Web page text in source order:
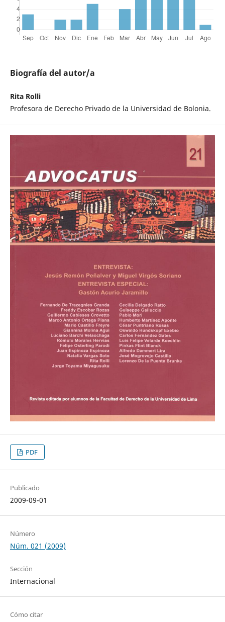
Biografía del autor/a
Rita Rolli
Profesora de Derecho Privado de la Universidad de Bolonia.
PDF
Publicado
2009-09-01
Número
Núm. 021 (2009)
Sección
Internacional
Cómo citar